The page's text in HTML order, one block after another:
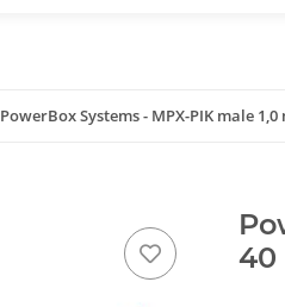
PowerBox Systems - MPX-PIK male 1,0
40